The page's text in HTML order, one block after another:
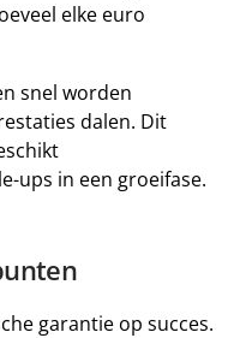
elke euro
snel worden
dalen. Dit
ups in een groeifase.
garantie op succes.